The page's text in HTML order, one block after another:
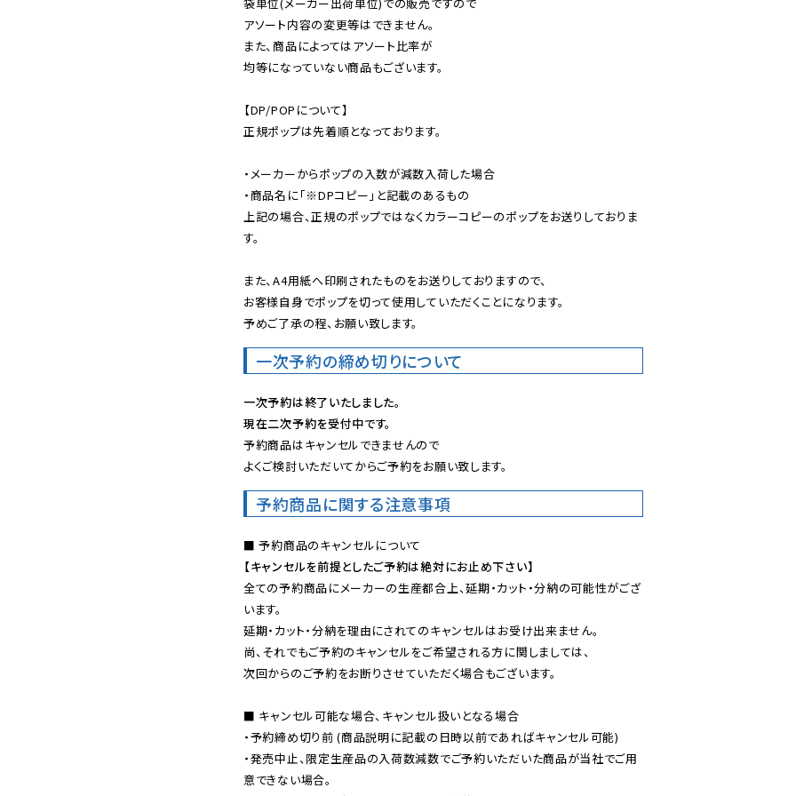
アソート内容の変更等はできません。
また、商品によってはアソート比率が
均等になっていない商品もございます。
【DP/POPについて】
正規ポップは先着順となっております。
・メーカーからポップの入数が減数入荷した場合
・商品名に「※DPコピー」と記載のあるもの
上記の場合、正規のポップではなくカラーコピーのポップをお送りしておりま
す。
また、A4用紙へ印刷されたものをお送りしておりますので、
お客様自身でポップを切って使用していただくことになります。
予めご了承の程、お願い致します。
一次予約の締め切りについて
一次予約は終了いたしました。
現在二次予約を受付中です。
予約商品はキャンセルできませんので
よくご検討いただいてからご予約をお願い致します。
予約商品に関する注意事項
【キャンセルを前提としたご予約は絶対にお止め下さい】
全ての予約商品にメーカーの生産都合上、延期・カット・分納の可能性がござ
います。
延期・カット・分納を理由にされてのキャンセルはお受け出来ません。
尚、それでもご予約のキャンセルをご希望される方に関しましては、
次回からのご予約をお断りさせていただく場合もございます。
■ キャンセル可能な場合、キャンセル扱いとなる場合
・予約締め切り前 (商品説明に記載の日時以前であればキャンセル可能)
・発売中止、限定生産品の入荷数減数でご予約いただいた商品が当社でご用
意できない場合。